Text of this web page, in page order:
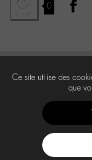
0
Ce site utilise des
que